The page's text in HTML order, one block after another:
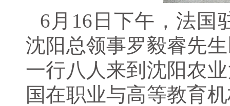
6月16日下午，法国
沈阳总领事罗毅睿先
一行八人来到沈阳农
国在职业与高等教育